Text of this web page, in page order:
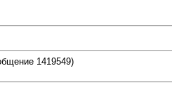
1419549)